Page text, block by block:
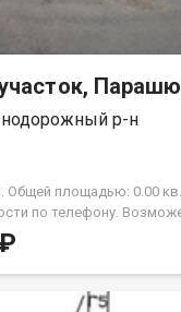
р-н
Общей площадью: 0.00
по телефону.
продажа в
номер варианта -